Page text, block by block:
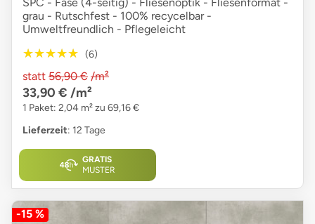
grau - Rutschfest - 100% recycelbar -
Umweltfreundlich - Pflegeleicht
★★★★★
★★★★★ (6)
statt 56,90 € /m²
33,90 € /m²
1 Paket: 2,04 m² zu 69,16 €
Lieferzeit: 12 Tage
GRATIS
MUSTER
-15 %